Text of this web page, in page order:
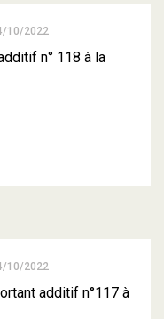
10/2022
n° 118 à la
10/2022
additif n°117 à